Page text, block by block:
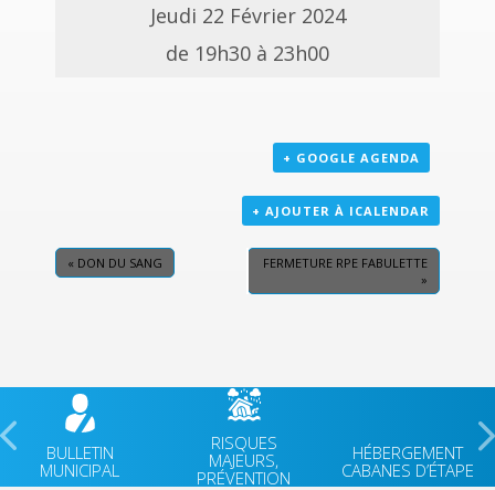
Jeudi 22 Février 2024
de 19h30 à 23h00
+ GOOGLE AGENDA
+ AJOUTER À ICALENDAR
« DON DU SANG
FERMETURE RPE FABULETTE
»
BULLETIN
MUNICIPAL
RISQUES
MAJEURS,
PRÉVENTION
HÉBERGEMENT
CABANES D’ÉTAPE